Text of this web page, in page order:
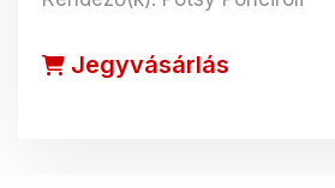
Jegyvásárlás